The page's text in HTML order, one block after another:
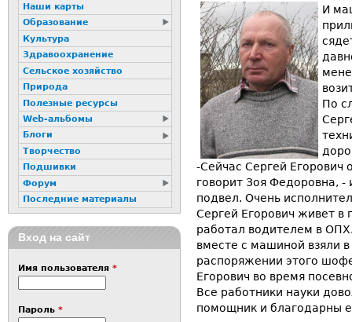
И
По
-Сейчас Сергей Егорович
говорит Зоя Федоровна, -
подвел. Очень
Сергей Егорович живет в
работал водителем в
вместе с машиной взяли
распоряжении этого
Егорович во время
Все работники науки
помощник и благодарны
Наши карты
Образование
Культура
Здравоохранение
Сельское хозяйство
Природа
Полезные ресурсы
Web-альбомы
Блоги
Творчество
Подшивки
Форум
Последние материалы
Вход на сайт
Имя пользователя *
Пароль *